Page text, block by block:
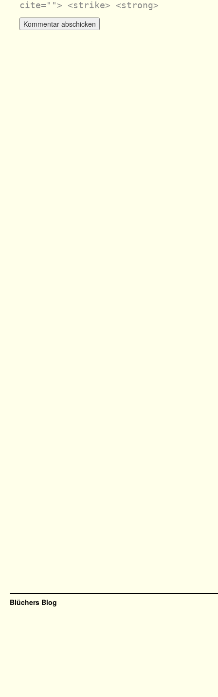
cite=""> <strike> <strong>
Blüchers Blog